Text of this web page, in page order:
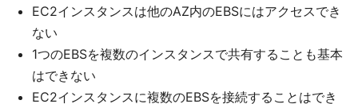
EC2インスタンスは他のAZ内のEBSにはアクセスでき
ない
1つのEBSを複数のインスタンスで共有することも基本
はできない
EC2インスタンスに複数のEBSを接続することはでき